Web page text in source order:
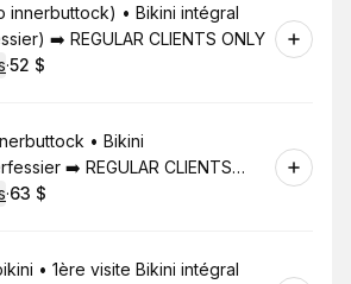
innerbuttock) • Bikini intégral
➡️ REGULAR CLIENTS ONLY
·
.Prix
52 $
• Bikini
➡️ REGULAR CLIENTS
·
.Prix
63 $
• 1ère visite Bikini intégral